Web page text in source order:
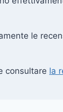
le
consultare la